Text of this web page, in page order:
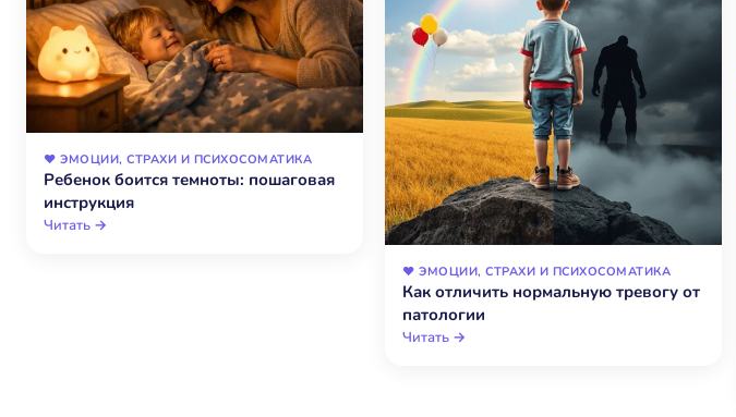
❤️ ЭМОЦИИ, СТРАХИ И ПСИХОСОМАТИКА
Ребенок боится темноты: пошаговая
инструкция
Читать →
❤️ ЭМОЦИИ, СТРАХИ И ПСИХОСОМАТИКА
Как отличить нормальную тревогу от
патологии
Читать →